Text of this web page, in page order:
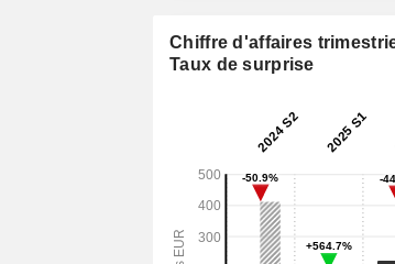
Chiffre d'affaires
Taux de surprise